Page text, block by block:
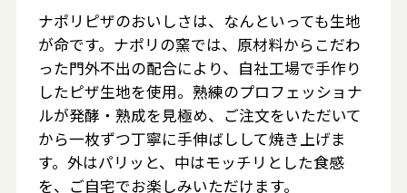
ナポリピザのおいしさは、なんといっても生地
が命です。ナポリの窯では、原材料からこだわ
った門外不出の配合により、自社工場で手作り
したピザ生地を使用。熟練のプロフェッショナ
ルが発酵・熟成を見極め、ご注文をいただいて
から一枚ずつ丁寧に手伸ばしして焼き上げま
す。外はパリッと、中はモッチリとした食感
を、ご自宅でお楽しみいただけます。